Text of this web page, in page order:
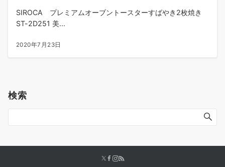
SIROCA プレミアムオーブントースターすばやき2枚焼き
ST-2D251 美...
2020年7月23日
検索